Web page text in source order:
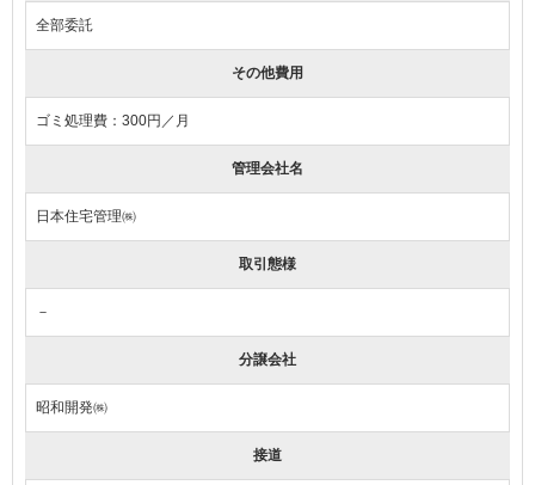
全部委託
その他費用
ゴミ処理費：300円／月
管理会社名
日本住宅管理㈱
取引態様
－
分譲会社
昭和開発㈱
接道